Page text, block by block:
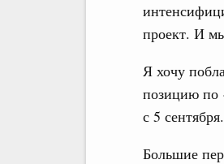
проект. И
Я хочу
позицию по
с 5 сентября.
Большие